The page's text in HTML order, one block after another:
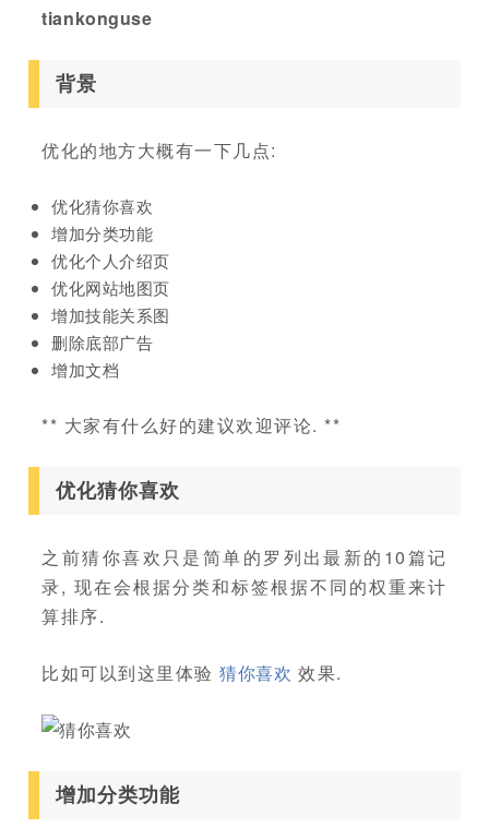
tiankonguse
背景
优化的地方大概有一下几点:
优化猜你喜欢
增加分类功能
优化个人介绍页
优化网站地图页
增加技能关系图
删除底部广告
增加文档
** 大家有什么好的建议欢迎评论. **
优化猜你喜欢
之前猜你喜欢只是简单的罗列出最新的10篇记
录, 现在会根据分类和标签根据不同的权重来计
算排序.
比如可以到这里体验猜你喜欢 效果.
增加分类功能